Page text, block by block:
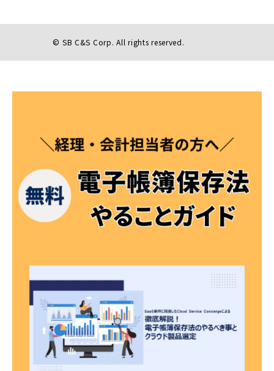
© SB C&S Corp. All rights reserved.